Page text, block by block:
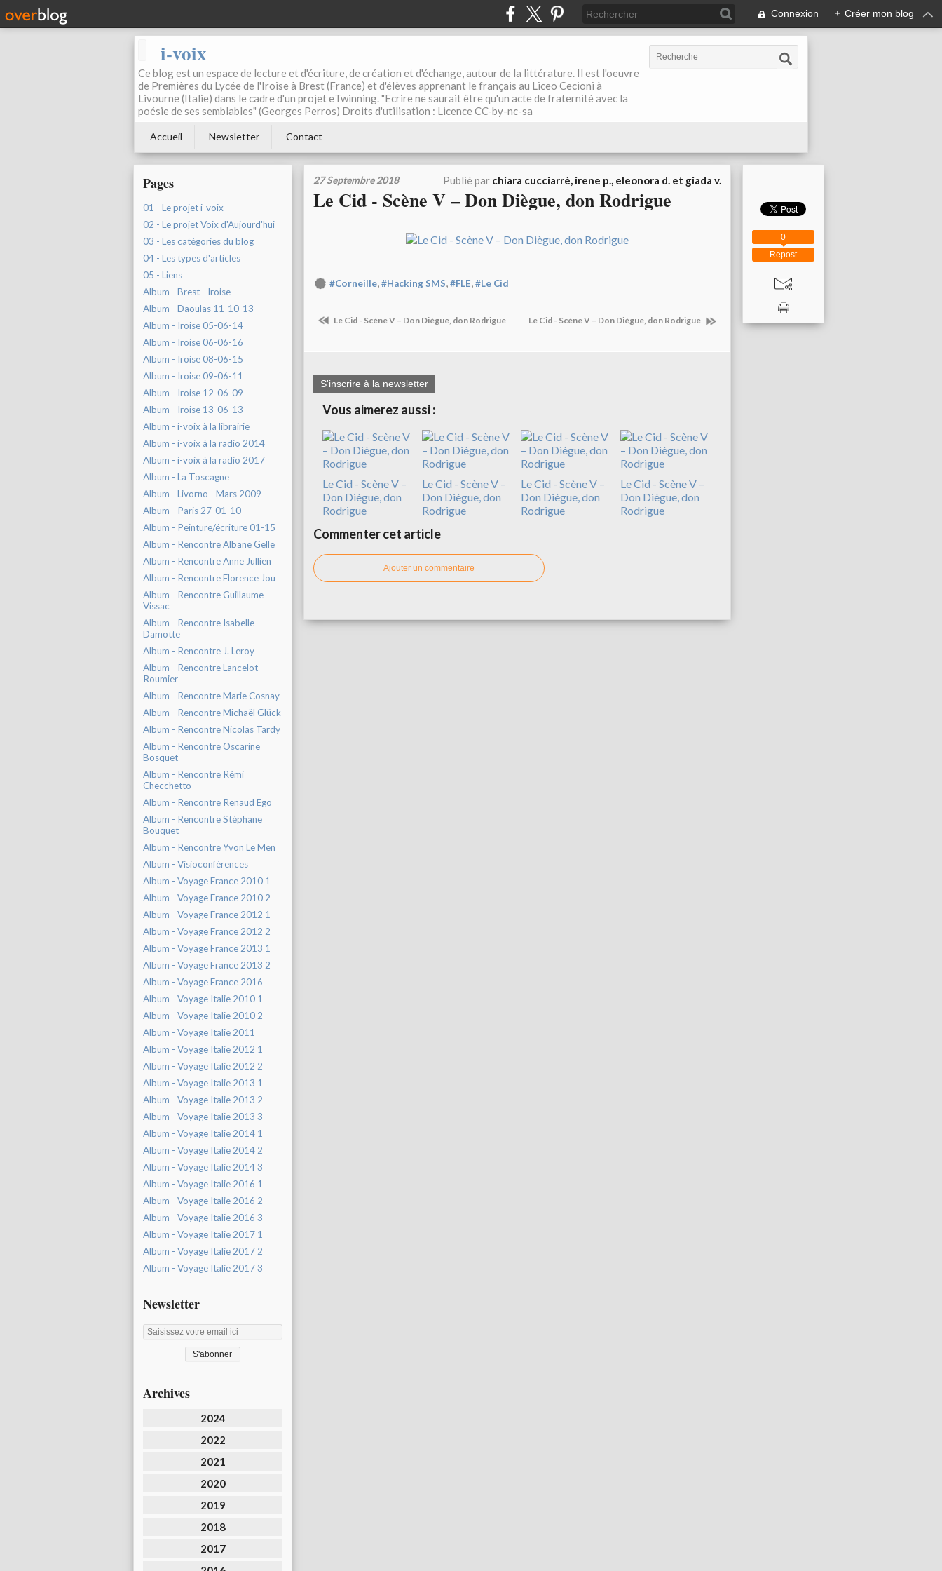
Connexion + Créer mon blog
i-voix
Ce blog est un espace de lecture et d'écriture, de création et d'échange, autour de la littérature. Il est l'oeuvre
de Premières du Lycée de l'Iroise à Brest (France) et d'élèves apprenant le français au Liceo Cecioni à
Livourne (Italie) dans le cadre d'un projet eTwinning. "Ecrire ne saurait être qu'un acte de fraternité avec la
poésie de ses semblables" (Georges Perros) Droits d'utilisation : Licence CC-by-nc-sa
Accueil Newsletter Contact
Pages
01 - Le projet i-voix
02 - Le projet Voix d'Aujourd'hui
03 - Les catégories du blog
04 - Les types d'articles
05 - Liens
Album - Brest - Iroise
Album - Daoulas 11-10-13
Album - Iroise 05-06-14
Album - Iroise 06-06-16
Album - Iroise 08-06-15
Album - Iroise 09-06-11
Album - Iroise 12-06-09
Album - Iroise 13-06-13
Album - i-voix à la librairie
Album - i-voix à la radio 2014
Album - i-voix à la radio 2017
Album - La Toscagne
Album - Livorno - Mars 2009
Album - Paris 27-01-10
Album - Peinture/écriture 01-15
Album - Rencontre Albane Gelle
Album - Rencontre Anne Jullien
Album - Rencontre Florence Jou
Album - Rencontre Guillaume
Vissac
Album - Rencontre Isabelle
Damotte
Album - Rencontre J. Leroy
Album - Rencontre Lancelot
Roumier
Album - Rencontre Marie Cosnay
Album - Rencontre Michaël Glück
Album - Rencontre Nicolas Tardy
Album - Rencontre Oscarine
Bosquet
Album - Rencontre Rémi
Checchetto
Album - Rencontre Renaud Ego
Album - Rencontre Stéphane
Bouquet
Album - Rencontre Yvon Le Men
Album - Visioconfèrences
Album - Voyage France 2010 1
Album - Voyage France 2010 2
Album - Voyage France 2012 1
Album - Voyage France 2012 2
Album - Voyage France 2013 1
Album - Voyage France 2013 2
Album - Voyage France 2016
Album - Voyage Italie 2010 1
Album - Voyage Italie 2010 2
Album - Voyage Italie 2011
Album - Voyage Italie 2012 1
Album - Voyage Italie 2012 2
Album - Voyage Italie 2013 1
Album - Voyage Italie 2013 2
Album - Voyage Italie 2013 3
Album - Voyage Italie 2014 1
Album - Voyage Italie 2014 2
Album - Voyage Italie 2014 3
Album - Voyage Italie 2016 1
Album - Voyage Italie 2016 2
Album - Voyage Italie 2016 3
Album - Voyage Italie 2017 1
Album - Voyage Italie 2017 2
Album - Voyage Italie 2017 3
Newsletter
Archives
2024
2022
2021
2020
2019
2018
2017
27 Septembre 2018 Publié par chiara cucciarrè, irene p., eleonora d. et giada v.
Le Cid - Scène V – Don Diègue, don Rodrigue
#Corneille,#Hacking SMS,#FLE,#Le Cid
Le Cid - Scène V – Don Diègue, don Rodrigue Le Cid - Scène V – Don Diègue, don Rodrigue
S'inscrire à la newsletter
Vous aimerez aussi :
Le Cid - Scène V –
Don Diègue, don
Rodrigue
Le Cid - Scène V –
Don Diègue, don
Rodrigue
Le Cid - Scène V –
Don Diègue, don
Rodrigue
Le Cid - Scène V –
Don Diègue, don
Rodrigue
Commenter cet article
Ajouter un commentaire
Repost
0